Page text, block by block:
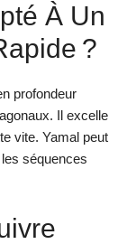
À Un
?
profondeur
Il excelle
vite. Yamal peut
séquences